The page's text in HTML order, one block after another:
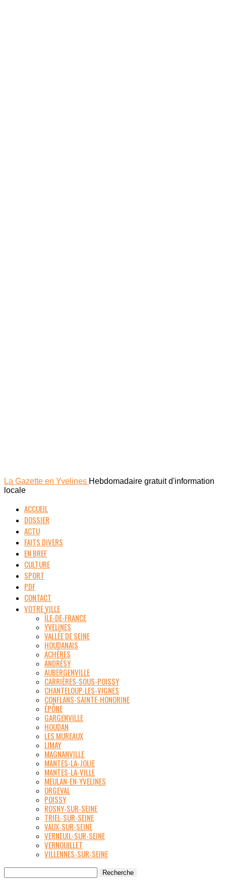
La Gazette en Yvelines Hebdomadaire gratuit d'information
locale
ACCUEIL
DOSSIER
ACTU
FAITS DIVERS
EN BREF
CULTURE
SPORT
PDF
CONTACT
VOTRE VILLE
ÎLE-DE-FRANCE
YVELINES
VALLÉE DE SEINE
HOUDANAIS
ACHÈRES
ANDRÉSY
AUBERGENVILLE
CARRIÈRES-SOUS-POISSY
CHANTELOUP-LES-VIGNES
CONFLANS-SAINTE-HONORINE
ÉPÔNE
GARGENVILLE
HOUDAN
LES MUREAUX
LIMAY
MAGNANVILLE
MANTES-LA-JOLIE
MANTES-LA-VILLE
MEULAN-EN-YVELINES
ORGEVAL
POISSY
ROSNY-SUR-SEINE
TRIEL-SUR-SEINE
VAUX-SUR-SEINE
VERNEUIL-SUR-SEINE
VERNOUILLET
VILLENNES-SUR-SEINE